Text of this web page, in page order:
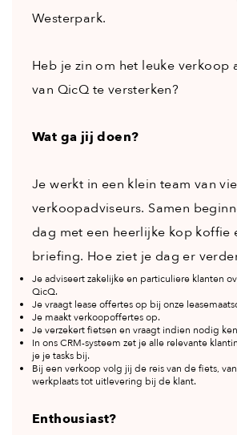
Westerpark.
Heb je zin om het leuke verkoop
van QicQ te versterken?
Wat ga jij doen?
Je werkt in een klein team van
verkoopadviseurs. Samen
dag met een heerlijke kop koffie
briefing. Hoe ziet je dag er
Je adviseert zakelijke en particuliere klanten
QicQ.
Je vraagt lease offertes op bij onze
Je maakt verkoopoffertes op.
Je verzekert fietsen en vraagt indien nodig
In ons CRM-systeem zet je alle relevante
je je tasks bij.
Bij een verkoop volg jij de reis van de fiets,
werkplaats tot uitlevering bij de klant.
Enthousiast?